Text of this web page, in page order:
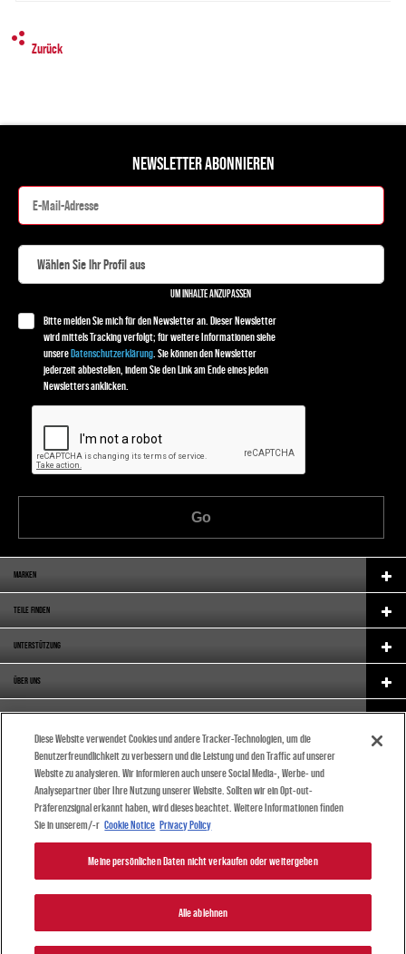
Zurück
NEWSLETTER ABONNIEREN
UM INHALTE ANZUPASSEN
Bitte melden Sie mich für den Newsletter an. Dieser Newsletter
wird mittels Tracking verfolgt; für weitere Informationen siehe
unsereDatenschutzerklärung. Sie können den Newsletter
jederzeit abbestellen, indem Sie den Link am Ende eines jeden
Newsletters anklicken.
Go
MARKEN
TEILE FINDEN
UNTERSTÜTZUNG
ÜBER UNS
KARRIERE
CATALOGUE
(DEUTSCH)
© 2024 DRIV Automotive Inc. oder einer ihrer Tochtergesellschaften in einem oder mehreren Ländern.
General Terms and Conditions
Diese Website verwendet Cookies und andere Tracker-Technologien, um die
Benutzerfreundlichkeit zu verbessern und die Leistung und den Traffic auf unserer
Website zu analysieren. Wir informieren auch unsere Social Media-, Werbe- und
Analysepartner über Ihre Nutzung unserer Website. Sollten wir ein Opt-out-
Präferenzsignal erkannt haben, wird dieses beachtet. Weitere Informationen finden
Sie in unserem/-r Cookie Notice Privacy Policy
Meine persönlichen Daten nicht verkaufen oder weitergeben
Alle ablehnen